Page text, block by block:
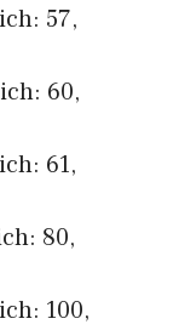
57,
60,
61,
80,
100,